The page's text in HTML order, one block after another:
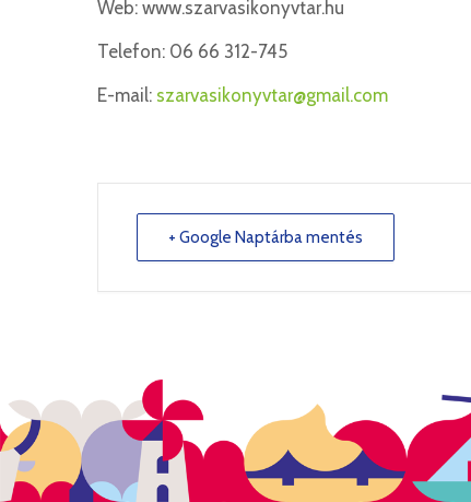
Web: www.szarvasikonyvtar.hu
Telefon: 06 66 312-745
E-mail: szarvasikonyvtar@gmail.com
+ Google Naptárba mentés